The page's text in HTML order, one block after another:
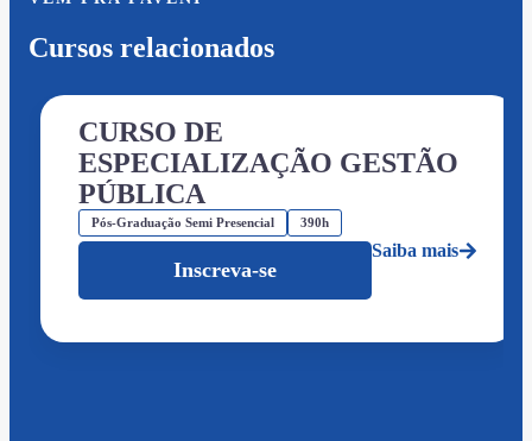
Cursos relacionados
CURSO DE
ESPECIALIZAÇÃO GESTÃO
PÚBLICA
Pós-Graduação Semi Presencial 390h
Inscreva-se
Saiba mais